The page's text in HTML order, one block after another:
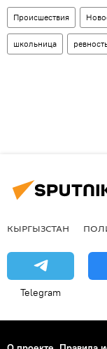
Происшествия
школьница
КЫРГЫЗСТАН
Telegram